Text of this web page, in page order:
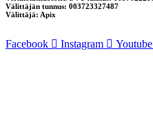
Välittäjän tunnus: 003723327487
Välittäjä: Apix
Facebook Instagram Youtube